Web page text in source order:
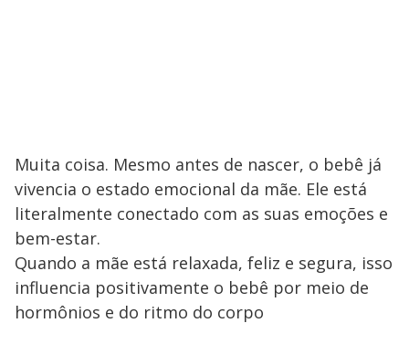
Muita coisa. Mesmo antes de nascer, o bebê já
vivencia o estado emocional da mãe. Ele está
literalmente conectado com as suas emoções e
bem-estar.
Quando a mãe está relaxada, feliz e segura, isso
influencia positivamente o bebê por meio de
hormônios e do ritmo do corpo